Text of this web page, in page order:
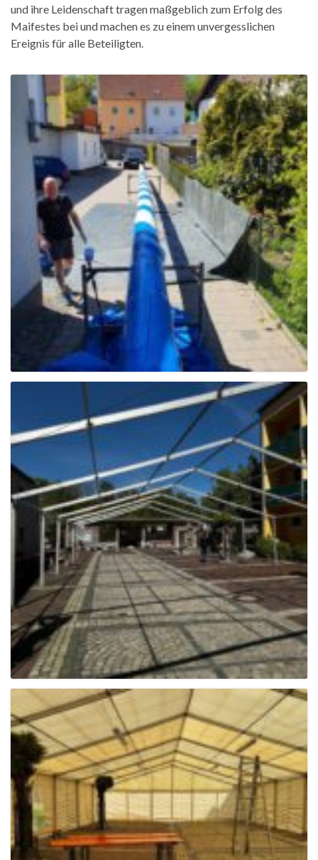
und ihre Leidenschaft tragen maßgeblich zum Erfolg des
Maifestes bei und machen es zu einem unvergesslichen
Ereignis für alle Beteiligten.